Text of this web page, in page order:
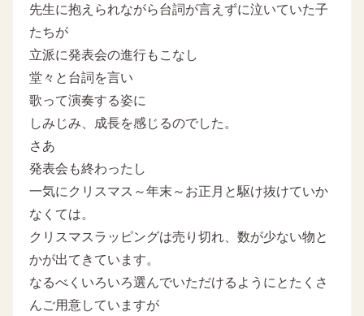
先生に抱えられながら台詞が言えずに泣いていた子
たちが
立派に発表会の進行もこなし
堂々と台詞を言い
歌って演奏する姿に
しみじみ、成長を感じるのでした。
さあ
発表会も終わったし
一気にクリスマス～年末～お正月と駆け抜けていか
なくては。
クリスマスラッピングは売り切れ、数が少ない物と
かが出てきています。
なるべくいろいろ選んでいただけるようにとたくさ
んご用意していますが